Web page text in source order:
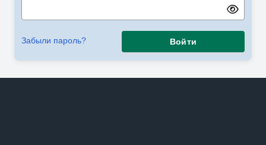
Забыли пароль? Войти